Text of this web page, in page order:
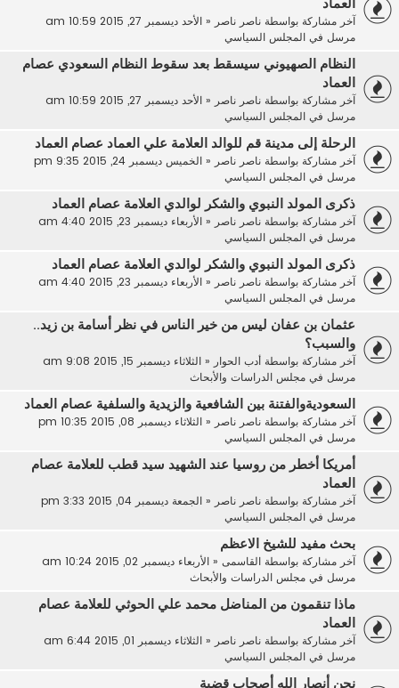
العماد
آخر مشاركة بواسطة ناصر ناصر« الأحد ديسمبر 27, 2015 10:59 am
مرسل في المجلس السياسي
النظام الصهيوني سيسقط بعد سقوط النظام السعودي عصام
العماد
آخر مشاركة بواسطة ناصر ناصر« الأحد ديسمبر 27, 2015 10:59 am
مرسل في المجلس السياسي
الرحلة إلى مدينة قم للوالد العلامة علي العماد عصام العماد
آخر مشاركة بواسطة ناصر ناصر« الخميس ديسمبر 24, 2015 9:35 pm
مرسل في المجلس السياسي
ذكرى المولد النبوي والشكر لوالدي العلامة عصام العماد
آخر مشاركة بواسطة ناصر ناصر« الأربعاء ديسمبر 23, 2015 4:40 am
مرسل في المجلس السياسي
ذكرى المولد النبوي والشكر لوالدي العلامة عصام العماد
آخر مشاركة بواسطة ناصر ناصر« الأربعاء ديسمبر 23, 2015 4:40 am
مرسل في المجلس السياسي
عثمان بن عفان ليس من خير الناس في نظر أسامة بن زيد..
والسبب؟
آخر مشاركة بواسطة أدب الحوار« الثلاثاء ديسمبر 15, 2015 9:08 am
مرسل في مجلس الدراسات والأبحاث
السعوديةوالفتنة بين الشافعية والزيدية والسلفية عصام العماد
آخر مشاركة بواسطة ناصر ناصر« الثلاثاء ديسمبر 08, 2015 10:35 pm
مرسل في المجلس السياسي
أمريكا أخطر من روسيا عند الشهيد سيد قطب للعلامة عصام
العماد
آخر مشاركة بواسطة ناصر ناصر« الجمعة ديسمبر 04, 2015 3:33 pm
مرسل في المجلس السياسي
بحث مفيد للشيخ الاعظم
آخر مشاركة بواسطة القاسمى« الأربعاء ديسمبر 02, 2015 10:24 am
مرسل في مجلس الدراسات والأبحاث
ماذا تنقمون من المناضل محمد علي الحوثي للعلامة عصام
العماد
آخر مشاركة بواسطة ناصر ناصر« الثلاثاء ديسمبر 01, 2015 6:44 am
مرسل في المجلس السياسي
نحن أنصار الله أصحاب قضية